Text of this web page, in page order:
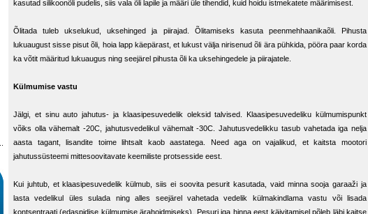
kasutad silikoonõli pudelis, siis vala õli lapile ja määri üle tihendid, kuid hoidu istmekatete määrimisest.
Õlitada tuleb ukselukud, uksehinged ja piirajad. Õlitamiseks kasuta peenmehhaanikaõli. Pihusta
lukuaugust sisse pisut õli, hoia lapp käepärast, et lukust välja nirisenud õli ära pühkida, pööra paar korda
ka võtit määritud lukuaugus ning seejärel pihusta õli ka uksehingedele ja piirajatele.
Külmumise vastu
Jälgi, et sinu auto jahutus- ja klaasipesuvedelik oleksid talvised. Klaasipesuvedeliku külmumispunkt
võiks olla vähemalt -20C, jahutusvedelikul vähemalt -30C. Jahutusvedelikku tasub vahetada iga nelja
aasta tagant, lisandite toime lihtsalt kaob aastatega. Need aga on vajalikud, et kaitsta mootori
jahutussüsteemi mittesoovitavate keemiliste protsesside eest.
Kui juhtub, et klaasipesuvedelik külmub, siis ei soovita pesurit kasutada, vaid minna sooja garaaži ja
lasta vedelikul üles sulada ning alles seejärel vahetada vedelik külmakindlama vastu või lisada
kontsentraati (edaspidise külmumise ärahoidmiseks). Pesuri iga hinna eest käivitamisel põleb läbi kaitse